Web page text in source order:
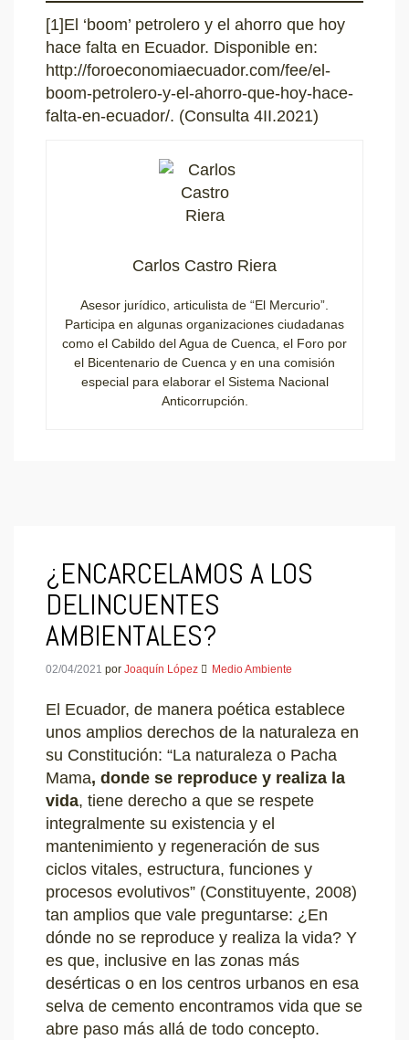
[1]El ‘boom’ petrolero y el ahorro que hoy
hace falta en Ecuador. Disponible en:
http://foroeconomiaecuador.com/fee/el-
boom-petrolero-y-el-ahorro-que-hoy-hace-
falta-en-ecuador/. (Consulta 4II.2021)
Carlos Castro Riera
Asesor jurídico, articulista de “El Mercurio”.
Participa en algunas organizaciones ciudadanas
como el Cabildo del Agua de Cuenca, el Foro por
el Bicentenario de Cuenca y en una comisión
especial para elaborar el Sistema Nacional
Anticorrupción.
¿ENCARCELAMOS A LOS
DELINCUENTES
AMBIENTALES?
02/04/2021 por Joaquín López Medio Ambiente
El Ecuador, de manera poética establece
unos amplios derechos de la naturaleza en
su Constitución: “La naturaleza o Pacha
Mama, donde se reproduce y realiza la
vida, tiene derecho a que se respete
integralmente su existencia y el
mantenimiento y regeneración de sus
ciclos vitales, estructura, funciones y
procesos evolutivos” (Constituyente, 2008)
tan amplios que vale preguntarse: ¿En
dónde no se reproduce y realiza la vida? Y
es que, inclusive en las zonas más
desérticas o en los centros urbanos en esa
selva de cemento encontramos vida que se
abre paso más allá de todo concepto.